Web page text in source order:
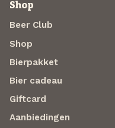
Shop
Beer Club
Shop
Bierpakket
Bier cadeau
Giftcard
Aanbiedingen